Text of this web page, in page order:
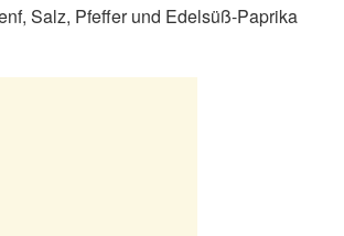
Salz, Pfeffer und Edelsüß-Paprika